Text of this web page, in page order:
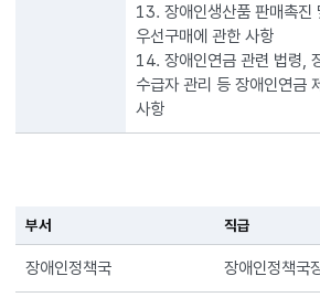
13. 장애인생산품 판매촉진
우선구매에 관한 사항
14. 장애인연금 관련 법령,
수급자 관리 등 장애인연금
사항
부서 직급
장애인정책국 장애인정책국